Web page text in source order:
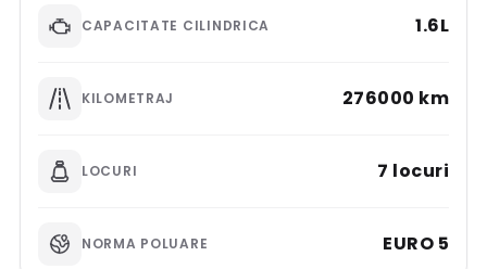
CAPACITATE CILINDRICA 1.6L
KILOMETRAJ 276000 km
LOCURI 7 locuri
NORMA POLUARE EURO 5